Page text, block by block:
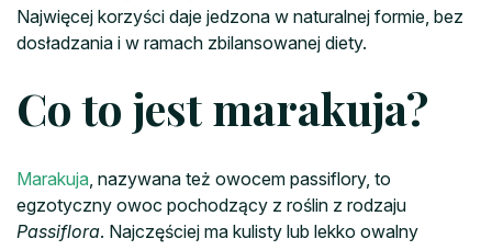
Najwięcej korzyści daje jedzona w naturalnej formie, bez
dosładzania i w ramach zbilansowanej diety.
Co to jest marakuja?
Marakuja, nazywana też owocem passiflory, to
egzotyczny owoc pochodzący z roślin z rodzaju
Passiflora. Najczęściej ma kulisty lub lekko owalny